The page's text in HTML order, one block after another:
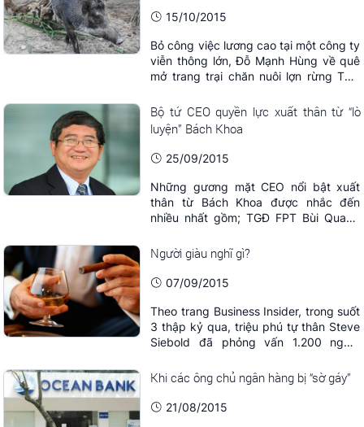
15/10/2015
Bỏ công việc lương cao tại một công ty
viễn thông lớn, Đỗ Mạnh Hùng về quê
mở trang trại chăn nuôi lợn rừng Thái
nhiều người. Tuy nhiên, chàng thanh
niên sinh năm 1991 đã chứng minh lựa
chọn của mình là đúng khi xây dựng
được cơ ngơi hàng chục tỷ đồng.
Bộ tứ CEO quyền lực xuất thân từ “lò
luyện” Bách Khoa
25/09/2015
Những gương mặt CEO nổi bật xuất
thân từ Bách Khoa được nhắc đến
nhiều nhất gồm; TGĐ FPT Bùi Quang
Đình Đoàn, TGĐ FPT Software Hoàng
Việt Anh, hay vị TGĐ đương nhiệm của
VNPT Phạm Đức Long.
Người giàu nghĩ gì?
07/09/2015
Theo trang Business Insider, trong suốt
3 thập kỷ qua, triệu phú tự thân Steve
Siebold đã phỏng vấn 1.200 người
để tìm hiểu về sự khác biệt trong lối
nghĩ của giới nhà giàu so với những
người bình thường.
Khi các ông chủ ngân hàng bị “sờ gáy”
21/08/2015